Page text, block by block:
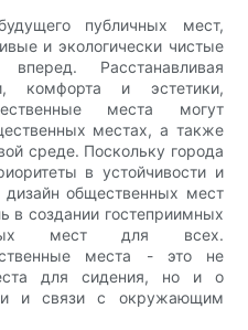
публичных мест,
и экологически чистые
Расстанавливая
комфорта и эстетики,
места могут
местах, а также
среде. Поскольку города
в устойчивости и
общественных мест
в создании гостеприимных
мест для всех.
места - это не
для сидения, но и о
и связи с окружающим